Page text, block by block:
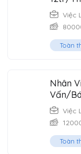
Việc
Toàn
Nhân
Vấn/
Việc
Toàn